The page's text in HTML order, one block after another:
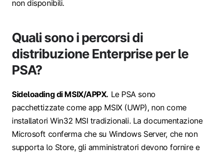
non disponibili.
Quali sono i percorsi di
distribuzione Enterprise per le
PSA?
Sideloading di MSIX/APPX. Le PSA sono
pacchettizzate come app MSIX (UWP), non come
installatori Win32 MSI tradizionali. La documentazione
Microsoft conferma che su Windows Server, che non
supporta lo Store, gli amministratori devono fornire e